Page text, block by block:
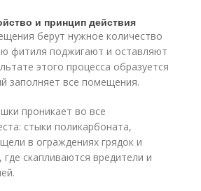
и принцип действия
берут нужное количество
фитиля поджигают и оставляют
этого процесса образуется
заполняет все помещения.
проникает во все
стыки поликарбоната,
в ограждениях грядок и
скапливаются вредители и